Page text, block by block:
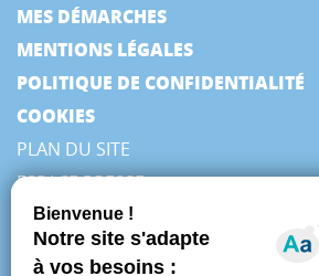
MES DÉMARCHES
MENTIONS LÉGALES
POLITIQUE DE CONFIDENTIALITÉ
COOKIES
PLAN DU SITE
ESPACE PRESSE